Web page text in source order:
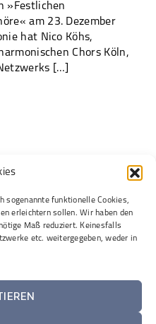
sogenannte funktionelle Cookies,
erleichtern sollen. Wir haben den
Maß reduziert. Keinesfalls
etc. weitergegeben, weder in
»Festlichen
am 23. Dezember
hat Nico Köhs,
Chors Köln,
[…]